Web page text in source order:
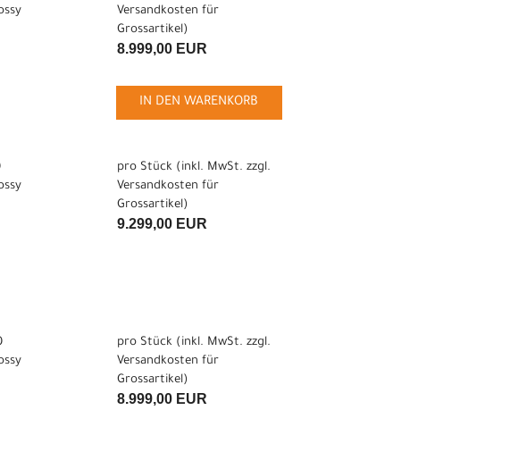
Versandkosten für
Grossartikel)
8.999,00 EUR
IN DEN WARENKORB
pro Stück (inkl. MwSt. zzgl.
Versandkosten für
Grossartikel)
9.299,00 EUR
pro Stück (inkl. MwSt. zzgl.
Versandkosten für
Grossartikel)
8.999,00 EUR